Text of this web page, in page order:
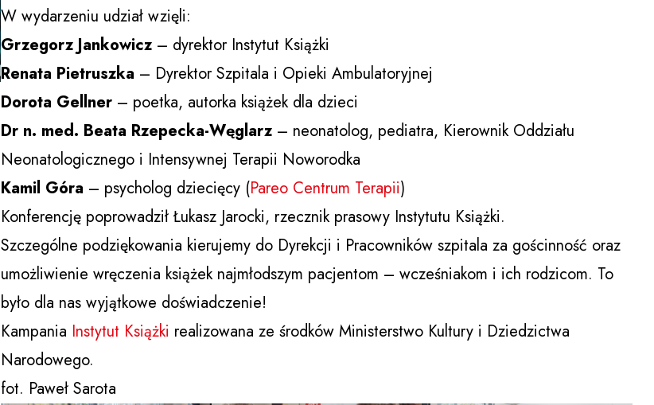
W wydarzeniu udział wzięli:
Grzegorz Jankowicz – dyrektor Instytut Książki
Renata Pietruszka – Dyrektor Szpitala i Opieki Ambulatoryjnej
Dorota Gellner – poetka, autorka książek dla dzieci
Dr n. med. Beata Rzepecka-Węglarz – neonatolog, pediatra, Kierownik Oddziału
Neonatologicznego i Intensywnej Terapii Noworodka
Kamil Góra – psycholog dziecięcy (Pareo Centrum Terapii)
Konferencję poprowadził Łukasz Jarocki, rzecznik prasowy Instytutu Książki.
Szczególne podziękowania kierujemy do Dyrekcji i Pracowników szpitala za gościnność oraz
umożliwienie wręczenia książek najmłodszym pacjentom – wcześniakom i ich rodzicom. To
było dla nas wyjątkowe doświadczenie!
Kampania Instytut Książki realizowana ze środków Ministerstwo Kultury i Dziedzictwa
Narodowego.
fot. Paweł Sarota